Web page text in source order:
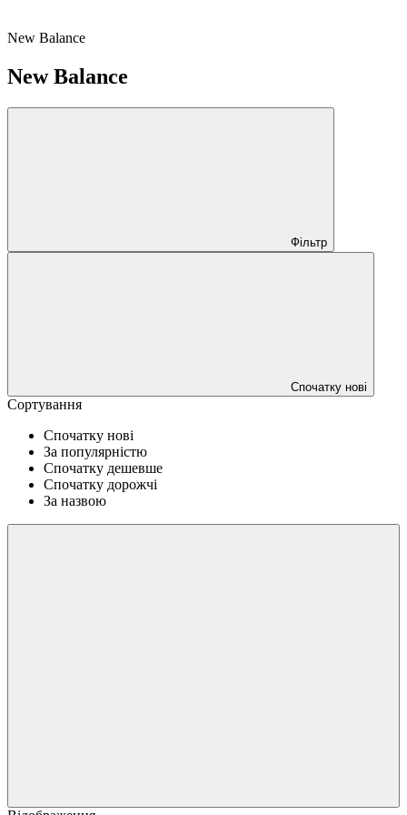
New Balance
New Balance
Фільтр
Спочатку нові
Сортування
Спочатку нові
За популярністю
Спочатку дешевше
Спочатку дорожчі
За назвою